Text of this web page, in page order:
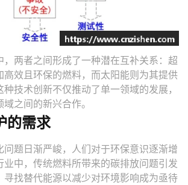
，两者之间形成了一种潜在互补关系：超
高效且环保的燃料，而太阳能则为其提供
技术创新不仅推动了单一领域的发展，
之间的新兴合作。
的需求
问题日渐严峻，人们对于环保意识逐渐增
业中，传统燃料所带来的碳排放问题引发
寻找替代能源以减少对环境影响成为亟待